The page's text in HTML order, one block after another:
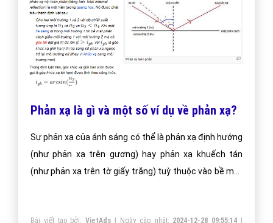
Phản xạ là gì và một số ví dụ về phản xạ?
Sự phản xạ của ánh sáng có thể là phản xạ định hướng
(như phản xạ trên gương) hay phản xạ khuếch tán
(như phản xạ trên tờ giấy trắng) tuỳ thuộc vào bề mặt
Bài viết tạo bởi:VietAds | Ngày cập nhật: 2024-12-28 09:55:14